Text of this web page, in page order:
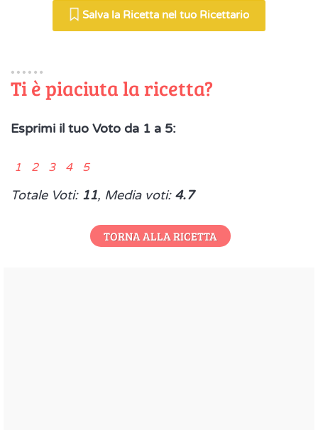
Salva la Ricetta nel tuo Ricettario
Ti è piaciuta la ricetta?
Esprimi il tuo Voto da 1 a 5:
1 2 3 4 5
Totale Voti: 11, Media voti: 4.7
TORNA ALLA RICETTA